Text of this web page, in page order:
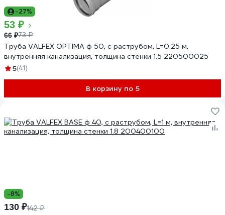
-27%
53 ₽
66 ₽73 ₽
Труба VALFEX OPTIMA ф 50, с раструбом, L=0.25 м,
внутренняя канализация, толщина стенки 1.5 220500025
5(41)
В корзину по 5
-8%
130 ₽142 ₽